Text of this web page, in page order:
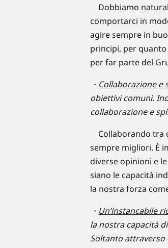
Dobbiamo
comportarci in
agire sempre in
principi, per
per far parte del
・ Collaborazione e
obiettivi comuni.
collaborazione e
Collaborando tra
sempre migliori. È
diverse opinioni e
siano le capacità
la nostra forza
・ Un’instancabile
la nostra capacità
Soltanto